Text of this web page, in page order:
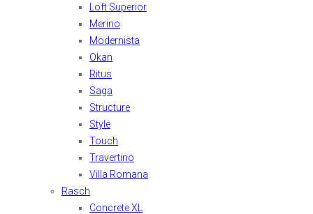
Loft Superior
Merino
Modernista
Okan
Ritus
Saga
Structure
Style
Touch
Travertino
Villa Romana
Rasch
Concrete XL